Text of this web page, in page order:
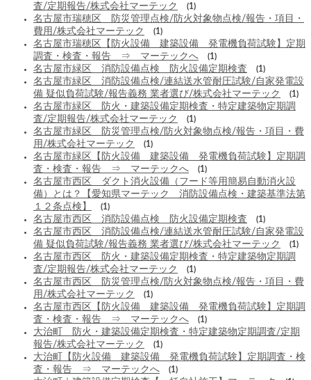
査/定期報告/株式会社マーテック
(1)
名古屋市瑞穂区 防災管理点検/防火対象物点検/報告・項目・
費用/株式会社マーテック
(1)
名古屋市瑞穂区【防火設備 建築設備 発電機負荷試験】定期
調査・検査・報告 ⇒ マーテックへ
(1)
名古屋市緑区 消防設備点検 防火設備定期検査 (1)
名古屋市緑区 消防設備点検/連結送水管耐圧試験/自家発電設
備 疑似負荷試験/報告義務 業者選び/株式会社マーテック
(1)
名古屋市緑区 防火・建築設備定期検査・特定建築物定期調
査/定期報告/株式会社マーテック
(1)
名古屋市緑区 防災管理点検/防火対象物点検/報告・項目・費
用/株式会社マーテック
(1)
名古屋市緑区【防火設備 建築設備 発電機負荷試験】定期調
査・検査・報告 ⇒ マーテックへ
(1)
名古屋市西区 ダクト消火設備（フード等用簡易自動消火設
備）とは？【愛知県マーテック 消防設備点検・建築基準法第
１２条点検】
(1)
名古屋市西区 消防設備点検 防火設備定期検査 (1)
名古屋市西区 消防設備点検/連結送水管耐圧試験/自家発電設
備 疑似負荷試験/報告義務 業者選び/株式会社マーテック
(1)
名古屋市西区 防火・建築設備定期検査・特定建築物定期調
査/定期報告/株式会社マーテック
(1)
名古屋市西区 防災管理点検/防火対象物点検/報告・項目・費
用/株式会社マーテック
(1)
名古屋市西区【防火設備 建築設備 発電機負荷試験】定期調
査・検査・報告 ⇒ マーテックへ
(1)
大治町 防火・建築設備定期検査・特定建築物定期調査/定期
報告/株式会社マーテック
(1)
大治町【防火設備 建築設備 発電機負荷試験】定期調査・検
査・報告 ⇒ マーテックへ
(1)